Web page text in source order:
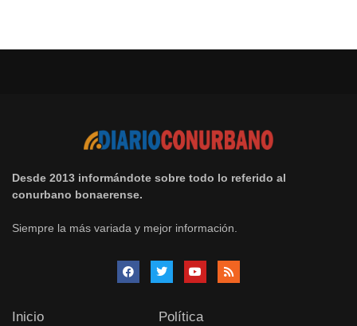
Desde 2013 informándote sobre todo lo referido al
conurbano bonaerense.
Siempre la más variada y mejor información.
Inicio
Política